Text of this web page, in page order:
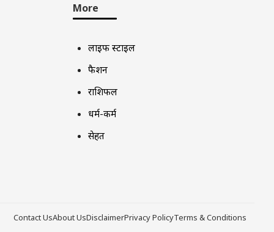
More
लाइफ स्टाइल
फैशन
राशिफल
धर्म-कर्म
सेहत
Contact UsAbout UsDisclaimerPrivacy PolicyTerms & Conditions